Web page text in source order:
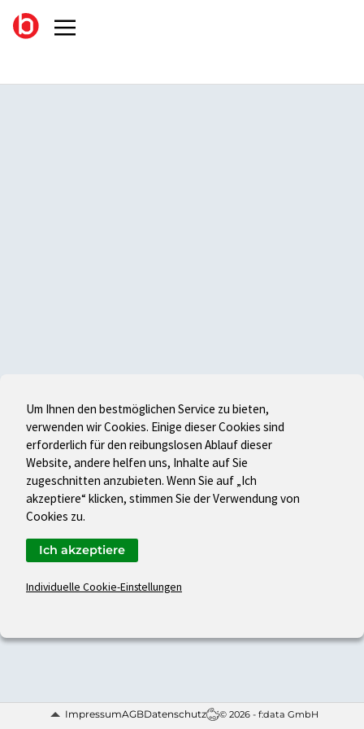
ImpressumAGBDatenschutz © 2026 - f:data GmbH
Um Ihnen den bestmöglichen Service zu bieten,
verwenden wir Cookies. Einige dieser Cookies sind
erforderlich für den reibungslosen Ablauf dieser
Website, andere helfen uns, Inhalte auf Sie
zugeschnitten anzubieten. Wenn Sie auf „Ich
akzeptiere“ klicken, stimmen Sie der Verwendung von
Cookies zu.
Individuelle Cookie-Einstellungen
Ich akzeptiere